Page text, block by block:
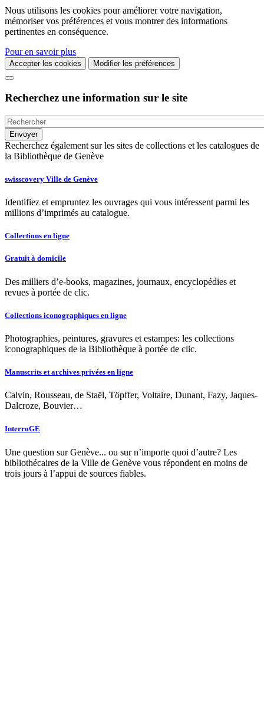
Nous utilisons les cookies pour améliorer votre navigation,
mémoriser vos préférences et vous montrer des informations
pertinentes en conséquence.
Pour en savoir plus
Accepter les cookies Modifier les préférences
Recherchez une information sur le site
Recherchez également sur les sites de collections et les catalogues de
la Bibliothèque de Genève
swisscovery Ville de Genève
Identifiez et empruntez les ouvrages qui vous intéressent parmi les
millions d’imprimés au catalogue.
Collections en ligne
Gratuit à domicile
Des milliers d’e-books, magazines, journaux, encyclopédies et
revues à portée de clic.
Collections iconographiques en ligne
Photographies, peintures, gravures et estampes: les collections
iconographiques de la Bibliothèque à portée de clic.
Manuscrits et archives privées en ligne
Calvin, Rousseau, de Staël, Töpffer, Voltaire, Dunant, Fazy, Jaques-
Dalcroze, Bouvier…
InterroGE
Une question sur Genève... ou sur n’importe quoi d’autre? Les
bibliothécaires de la Ville de Genève vous répondent en moins de
trois jours à l’appui de sources fiables.